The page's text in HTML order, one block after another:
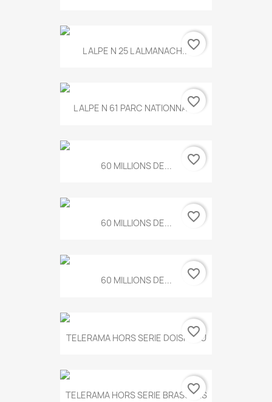
L ALPE N 25 L ALMANACH...favorite_border
L ALPE N 61 PARC NATIONNAL...
favorite_border
60 MILLIONS DE... favorite_border
60 MILLIONS DE... favorite_border
60 MILLIONS DE... favorite_border
TELERAMA HORS SERIE DOISNEAU
favorite_border
TELERAMA HORS SERIE BRASSENS
favorite_border